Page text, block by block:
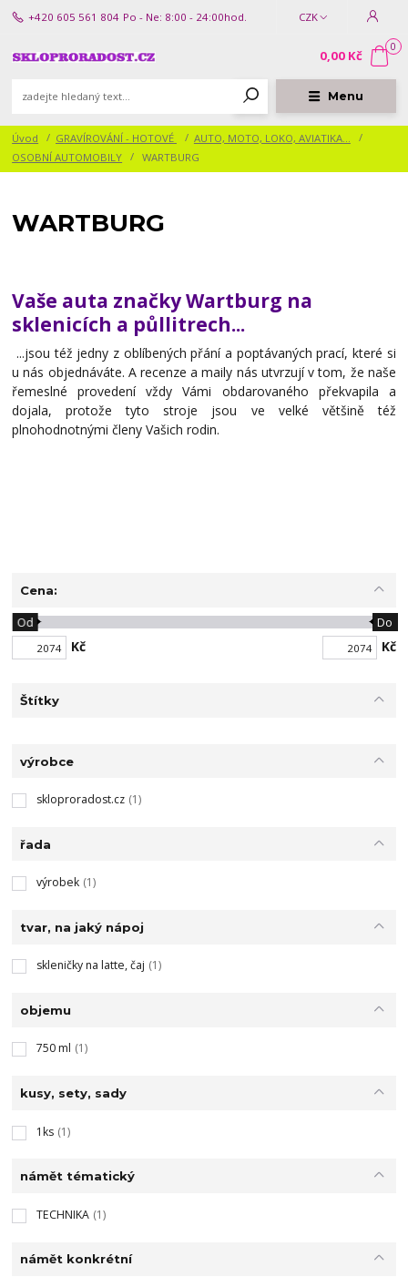
Menu
CZK
+420 605 561 804 Po - Ne: 8:00 - 24:00hod.
0
0,00 Kč
Úvod GRAVÍROVÁNÍ - HOTOVÉ
AUTO, MOTO, LOKO, AVIATIKA...
OSOBNÍ AUTOMOBILY
WARTBURG
WARTBURG
Vaše auta značky Wartburg na
sklenicích a půllitrech...
...jsou též jedny z oblíbených přání a poptávaných prací, které si
u nás objednáváte. A recenze a maily nás utvrzují v tom, že naše
řemeslné provedení vždy Vámi obdarovaného překvapila a
dojala, protože tyto stroje jsou ve velké většině též
plnohodnotnými členy Vašich rodin.
Cena:
Kč
Od Do
Kč
Štítky
výrobce
skloproradost.cz (1)
řada
výrobek (1)
tvar, na jaký nápoj
skleničky na latte, čaj (1)
objemu
750 ml (1)
kusy, sety, sady
1ks (1)
námět tématický
TECHNIKA (1)
námět konkrétní